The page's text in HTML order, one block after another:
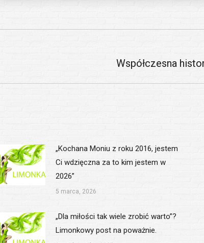
Następny
Współczesna
„Kochana Moniu z roku 2016, jestem
Ci wdzięczna za to kim jestem w
2026”
5 marca, 2026
„Dla miłości tak wiele zrobić warto”?
Limonkowy post na poważnie.